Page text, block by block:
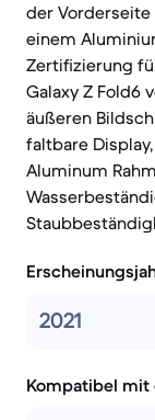
der
einem
Zertifizierung
Galaxy Z Fold6
äußeren
faltbare
Aluminum
2021
Kompatibel mit